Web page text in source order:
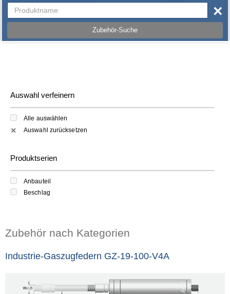
Zubehör-Suche
×
Auswahl verfeinern
Alle auswählen
✕ Auswahl zurücksetzen
Produktserien
Anbauteil
Beschlag
Zubehör nach Kategorien
Industrie-Gaszugfedern GZ-19-100-V4A